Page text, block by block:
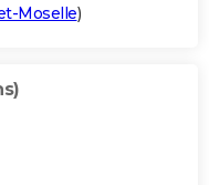
Moselle)